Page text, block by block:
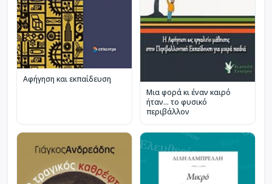
Αφήγηση και εκπαίδευση
Μια φορά κι έναν καιρό
ήταν... το φυσικό
περιβάλλον